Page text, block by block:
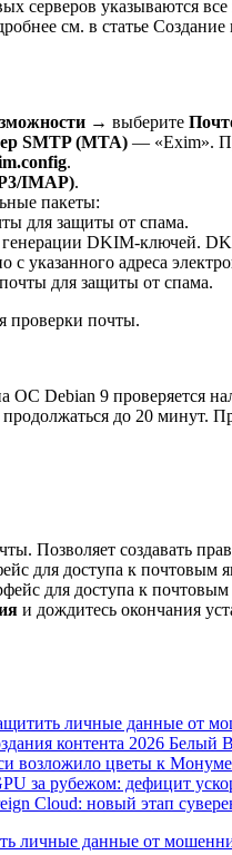
серверов указываются
см. в статье
→ выберите
SMTP (MTA) — «Exim».
.
IMAP).
пакеты:
для защиты от спама.
генерации DKIM-ключей.
с указанного адреса
для защиты от спама.
проверки почты.
ОС Debian 9 проверяется
до 20 минут.
Позволяет создавать
для доступа к почтовым
для доступа к
и дождитесь окончания
личные данные от
контента 2026 Белый
возложило цветы к
за рубежом: дефицит
Cloud: новый этап
личные данные от